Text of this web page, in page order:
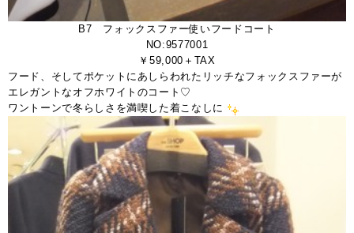
B7 フォックスファー使いフードコート
NO:9577001
￥59,000＋TAX
フード、そしてポケットにあしらわれたリッチなフォックスファーが
エレガントなオフホワイトのコート♡
ワントーンで冬らしさを満喫した着こなしに